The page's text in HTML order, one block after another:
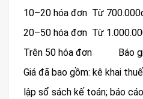
10–20 hóa đơn Từ
20–50 hóa đơn Từ
Trên 50 hóa đơn Báo
Giá đã bao gồm: kê khai
lập sổ sách kế toán; báo